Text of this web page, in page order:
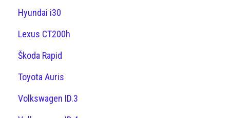
Hyundai i30
Lexus CT200h
Škoda Rapid
Toyota Auris
Volkswagen ID.3